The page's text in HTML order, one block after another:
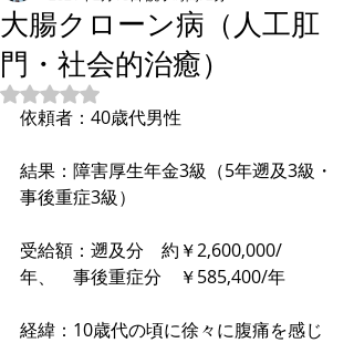
大腸クローン病（人工肛
門・社会的治癒）
5つ星のうちNaNと評価されています。
依頼者：40歳代男性
結果：障害厚生年金3級（5年遡及3級・
事後重症3級）
受給額：遡及分　約￥2,600,000/
年、　事後重症分　￥585,400/年
経緯：10歳代の頃に徐々に腹痛を感じ